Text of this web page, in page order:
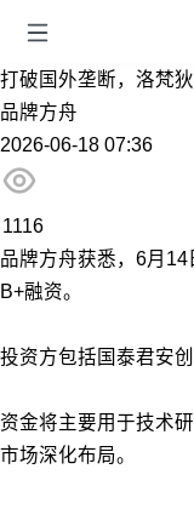
打破国外垄断，洛梵
品牌方舟
2026-06-18 07:36
1116
品牌方舟获悉，6月
B+融资。
投资方包括国泰君安
资金将主要用于技术
市场深化布局。